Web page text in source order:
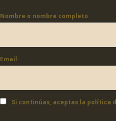
Nombre o nombre completo
Email
Si continúas, aceptas la política